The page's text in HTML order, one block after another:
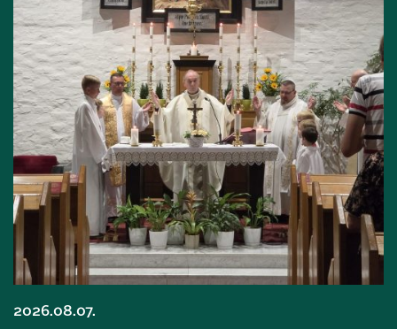
2026.08.07.